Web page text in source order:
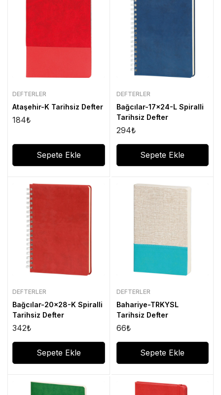
DEFTERLER
Ataşehir-K Tarihsiz Defter
184₺
Sepete Ekle
DEFTERLER
Bağcılar-17×24-L Spiralli
Tarihsiz Defter
294₺
Sepete Ekle
DEFTERLER
Bağcılar-20×28-K Spiralli
Tarihsiz Defter
342₺
Sepete Ekle
DEFTERLER
Bahariye-TRKYSL
Tarihsiz Defter
66₺
Sepete Ekle